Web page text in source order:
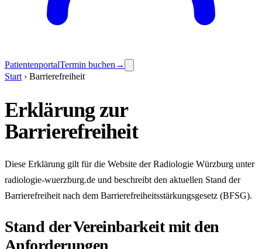
PatientenportalTermin buchen →
Start › Barrierefreiheit
Erklärung zur
Barrierefreiheit
Diese Erklärung gilt für die Website der Radiologie Würzburg unter
radiologie-wuerzburg.de und beschreibt den aktuellen Stand der
Barrierefreiheit nach dem Barrierefreiheits­stärkungsgesetz (BFSG).
Stand der Vereinbarkeit mit den
Anforderungen